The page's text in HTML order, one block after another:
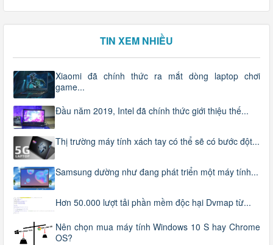
TIN XEM NHIỀU
Xiaomi đã chính thức ra mắt dòng laptop chơi
game...
Đầu năm 2019, Intel đã chính thức giới thiệu thế...
Thị trường máy tính xách tay có thể sẽ có bước đột...
Samsung dường như đang phát triển một máy tính...
Hơn 50.000 lượt tải phần mềm độc hại Dvmap từ...
Nên chọn mua máy tính Windows 10 S hay Chrome
OS?